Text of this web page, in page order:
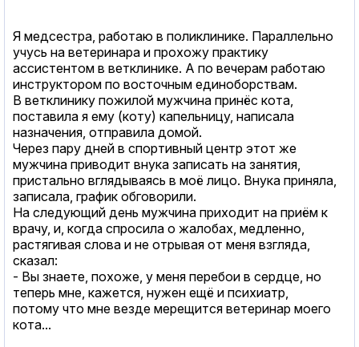
Я медсестра, работаю в поликлинике. Параллельно
учусь на ветеринара и прохожу практику
ассистентом в ветклинике. А по вечерам работаю
инструктором по восточным единоборствам.
В ветклинику пожилой мужчина принёс кота,
поставила я ему (коту) капельницу, написала
назначения, отправила домой.
Через пару дней в спортивный центр этот же
мужчина приводит внука записать на занятия,
пристально вглядываясь в моё лицо. Внука приняла,
записала, график обговорили.
На следующий день мужчина приходит на приём к
врачу, и, когда спросила о жалобах, медленно,
растягивая слова и не отрывая от меня взгляда,
сказал:
- Вы знаете, похоже, у меня перебои в сердце, но
теперь мне, кажется, нужен ещё и психиатр,
потому что мне везде мерещится ветеринар моего
кота...